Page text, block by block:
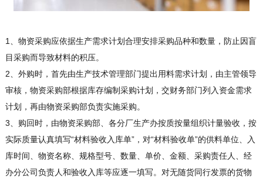
1、物资采购应依据生产需求计划合理安排采购品种和数量，防止因盲
目采购而导致材料的积压。
2、外购时，首先由生产技术管理部门提出用料需求计划，由主管领导
审核，物资采购部根据库存编制采购计划，交财务部门列入资金需求
计划，再由物资采购部负责实施采购。
3、购回时，由物资采购部、各分厂生产办按质按量组织计量验收，按
实际质量认真填写“材料验收入库单”，对“材料验收单”的供料单位、入
库时间、物资名称、规格型号、数量、单价、金额、采购责任人、经
办分公司负责人和验收入库等应逐一填写。对无随货同行发票的货物